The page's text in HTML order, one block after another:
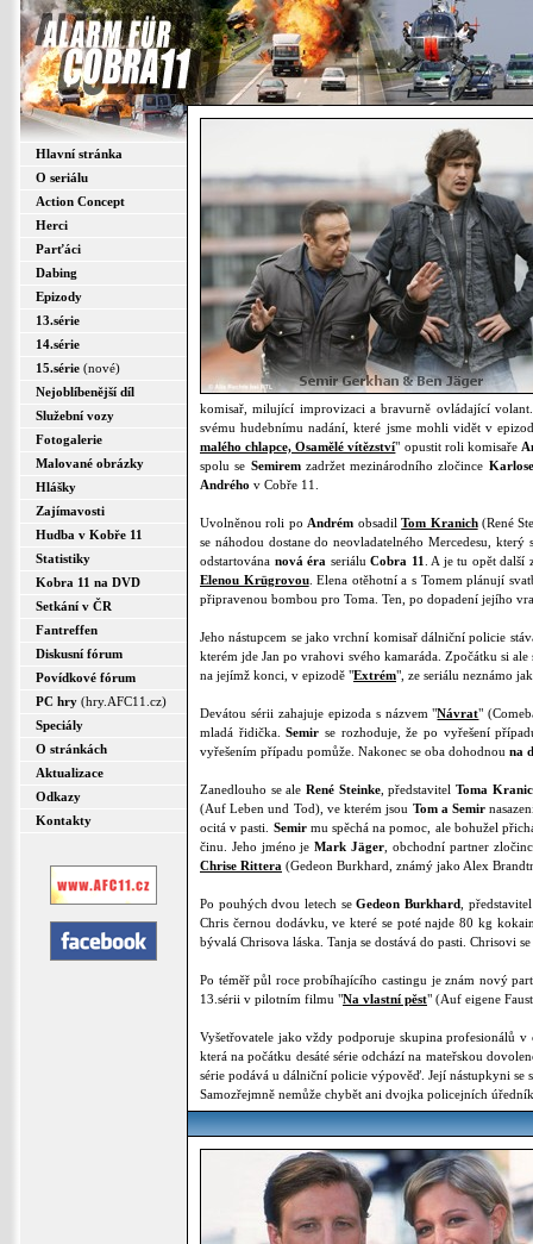
Hlavní stránka
O seriálu
Action Concept
Herci
Parťáci
Dabing
Epizody
13.série
14.série
15.série (nové)
Nejoblíbenější díl
Služební vozy
Fotogalerie
Malované obrázky
Hlášky
Zajímavosti
Hudba v Kobře 11
Statistiky
Kobra 11 na DVD
Setkání v ČR
Fantreffen
Diskusní fórum
Povídkové fórum
PC hry (hry.AFC11.cz)
Speciály
O stránkách
Aktualizace
Odkazy
Kontakty
komisař, milující improvizaci a bravurně ovládající
svému hudebnímu nadání, které jsme mohli vidět v
malého chlapce, Osamělé vítězství" opustit roli komisaře
spolu se Semiremzadržet mezinárodního zločince
Andrého v Cobře 11.
Uvolněnou roli po Andrém obsadilTom Kranich(René
se náhodou dostane do neovladatelného Mercedesu,
odstartována nová éra seriáluCobra 11
. A je tu opět další
Elenou Krügrovou. Elena otěhotní a s Tomem plánují
připravenou bombou pro Toma. Ten, po dopadení jejího
Jeho nástupcem se jako vrchní komisař dálniční policie
kterém jde Jan po vrahovi svého kamaráda. Zpočátku si
na jejímž konci, v epizodě "Extrém", ze seriálu neznámo
Devátou sérii zahajuje epizoda s názvem "Návrat"
mladá řidička.Semir se rozhoduje, že po vyřešení
vyřešením případu pomůže. Nakonec se oba dohodnou na
Zanedlouho se aleRené Steinke, představitelToma
(Auf Leben und Tod), ve kterém jsou Tom a Semir
ocitá v pasti. Semirmu spěchá na pomoc, ale bohužel
činu. Jeho jméno jeMark Jäger , obchodní partner
Chrise Rittera (Gedeon Burkhard, známý jako Alex
Po pouhých dvou letech seGedeon Burkhard,
Chris černou dodávku, ve které se poté najde 80 kg
bývalá Chrisova láska. Tanja se dostává do pasti. Chrisovi
Po téměř půl roce probíhajícího castingu je znám nový
13.sérii v pilotním filmu "Na vlastní pěst" (Auf eigene
Vyšetřovatele jako vždy podporuje skupina profesionálů v
která na počátku desáté série odchází na mateřskou
série podává u dálniční policie výpověď. Její nástupkyni se
Samozřejmně nemůže chybět ani dvojka policejních